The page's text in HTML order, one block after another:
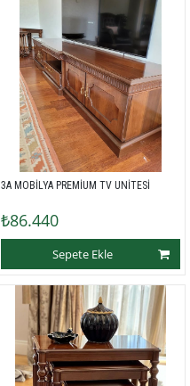
3A MOBİLYA PREMİUM TV UNİTESİ
₺86.440
Sepete Ekle